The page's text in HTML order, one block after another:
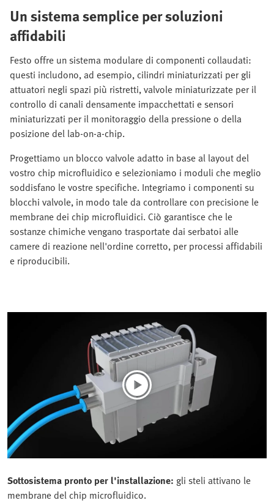
Un sistema semplice per soluzioni
affidabili
Festo offre un sistema modulare di componenti collaudati:
questi includono, ad esempio, cilindri miniaturizzati per gli
attuatori negli spazi più ristretti, valvole miniaturizzate per il
controllo di canali densamente impacchettati e sensori
miniaturizzati per il monitoraggio della pressione o della
posizione del lab-on-a-chip.
Progettiamo un blocco valvole adatto in base al layout del
vostro chip microfluidico e selezioniamo i moduli che meglio
soddisfano le vostre specifiche. Integriamo i componenti su
blocchi valvole, in modo tale da controllare con precisione le
membrane dei chip microfluidici. Ciò garantisce che le
sostanze chimiche vengano trasportate dai serbatoi alle
camere di reazione nell'ordine corretto, per processi affidabili
e riproducibili.
Sottosistema pronto per l'installazione: gli steli attivano le
membrane del chip microfluidico.